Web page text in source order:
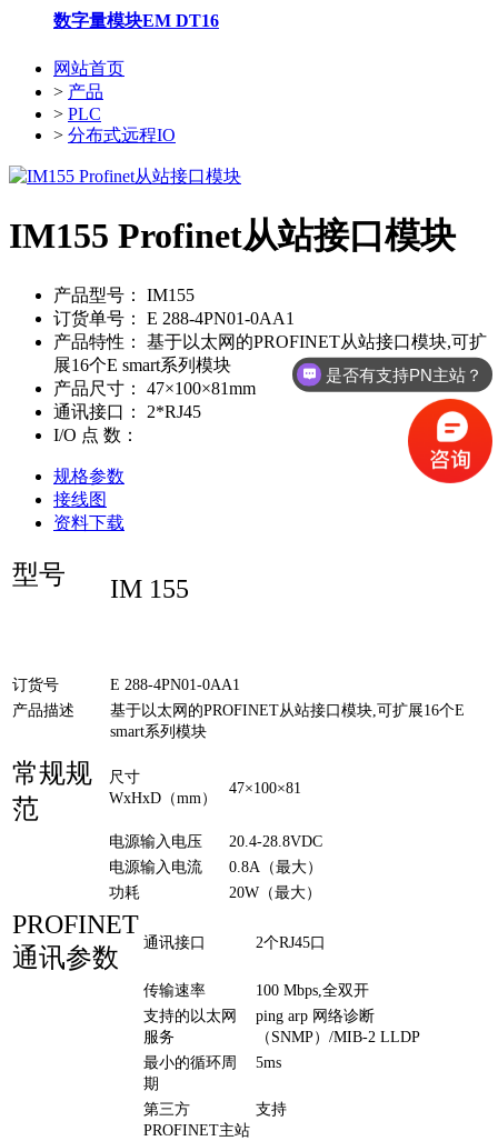
数字量模块EM DT16
网站首页
> 产品
> PLC
> 分布式远程IO
IM155 Profinet从站接口模块
产品型号：
IM155
订货单号：
E 288-4PN01-0AA1
产品特性：
基于以太网的PROFINET从站接口模块,可扩
展16个E smart系列模块
产品尺寸：
47×100×81mm
通讯接口：
2*RJ45
I/O 点 数：
规格参数
接线图
资料下载
型号 IM 155
订货号
E 288-4PN01-0AA1
产品描述
基于以太网的PROFINET从站接口模块,可扩展16个E
smart系列模块
常规规
范
尺寸
WxHxD（mm）
47×100×81
电源输入电压
20.4-28.8VDC
电源输入电流
0.8A（最大）
功耗
20W（最大）
PROFINET
通讯参数
通讯接口 2个RJ45口
传输速率
100 Mbps,全双开
支持的以太网
服务
ping arp 网络诊断
（SNMP）/MIB-2 LLDP
最小的循环周
期
5ms
第三方
PROFINET主站
支持
是否有支持PN主站？